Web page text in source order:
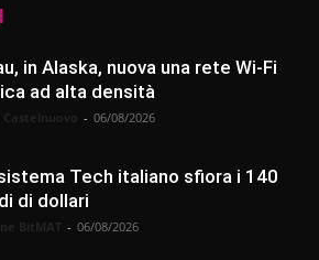
in Alaska, nuova una rete Wi-Fi
ad alta densità
- 06/08/2026
Tech italiano sfiora i 140
di dollari
- 06/08/2026